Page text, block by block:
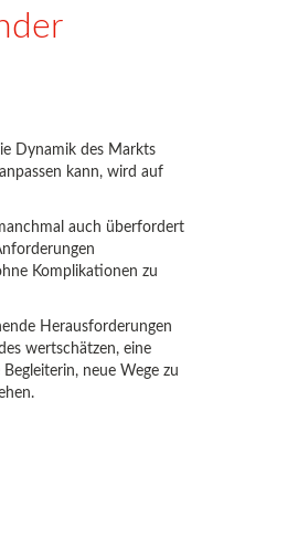
Dynamik des Markts
kann, wird auf
auch überfordert
Komplikationen zu
Herausforderungen
wertschätzen, eine
neue Wege zu